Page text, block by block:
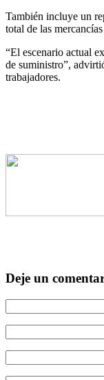
También incluye un
total de las
“El escenario actual
de suministro”,
trabajadores.
Deje un